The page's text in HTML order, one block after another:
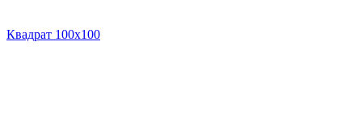
Квадрат 100х100